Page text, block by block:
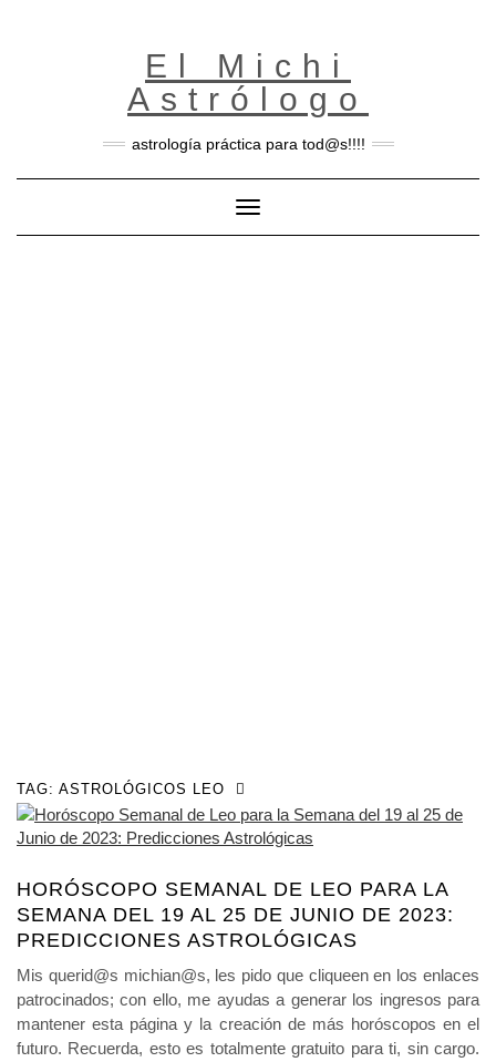
El Michi
Astrólogo
astrología práctica para tod@s!!!!
Toggle Navigation
TAG: ASTROLÓGICOS LEO
HORÓSCOPO SEMANAL DE LEO PARA LA
SEMANA DEL 19 AL 25 DE JUNIO DE 2023:
PREDICCIONES ASTROLÓGICAS
Mis querid@s michian@s, les pido que cliqueen en los enlaces
patrocinados; con ello, me ayudas a generar los ingresos para
mantener esta página y la creación de más horóscopos en el
futuro. Recuerda, esto es totalmente gratuito para ti, sin cargo.